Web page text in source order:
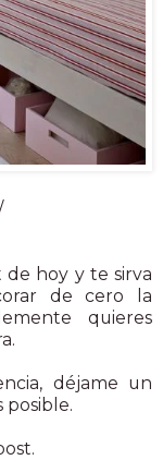
hoy y te sirva
de cero la
quieres
déjame un